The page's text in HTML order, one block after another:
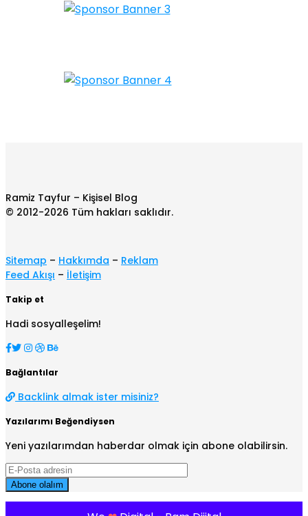
Ramiz Tayfur – Kişisel Blog
© 2012-2026 Tüm hakları saklıdır.
Sitemap – Hakkımda – Reklam
Feed Akışı – İletişim
Takip et
Hadi sosyalleşelim!
Bağlantılar
Backlink almak ister misiniz?
Yazılarımı Beğendiysen
Yeni yazılarımdan haberdar olmak için abone olabilirsin.